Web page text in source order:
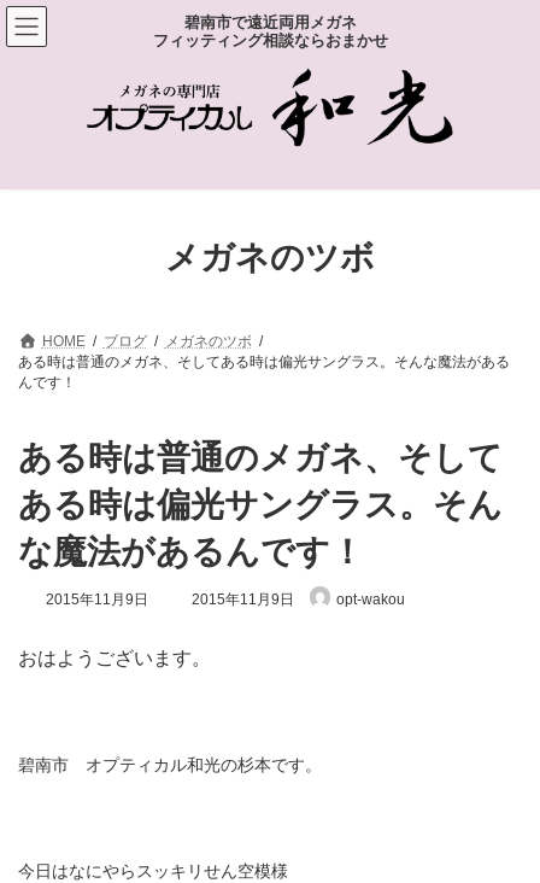
コ
ン
テ
ナ
ビ
ゲ
碧南市で遠近両用メガネ
フィッティング相談ならおまかせ
メガネのツボ
HOME ブログ
メガネのツボ
ある時は普通のメガネ、そしてある時は偏光サングラス。そんな魔法がある
んです！
ある時は普通のメガネ、そして
ある時は偏光サングラス。そん
な魔法があるんです！
2015年11月9日
最
2015年11月9日 opt-wakou
おはようございます。
碧南市 オプティカル和光の杉本です。
今日はなにやらスッキリせん空模様